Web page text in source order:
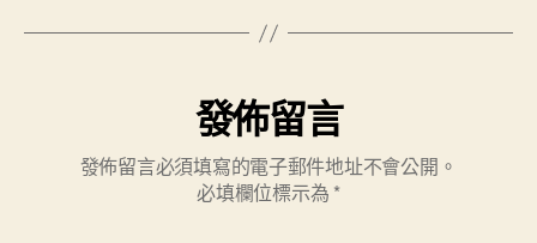
發佈留言
發佈留言必須填寫的電子郵件地址不會公開。
必填欄位標示為 *